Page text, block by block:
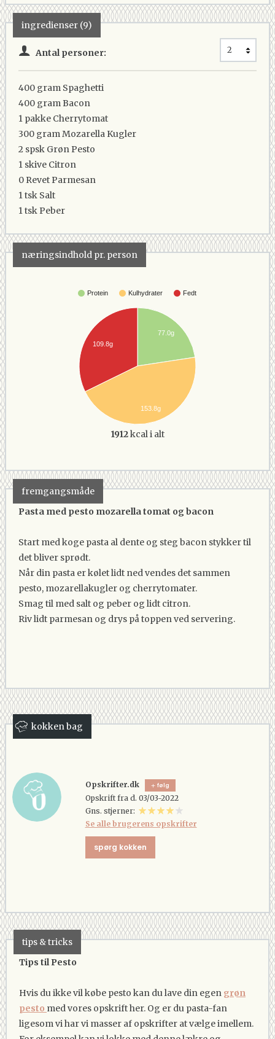
ingredienser (9)
Antal personer:
400 gram Spaghetti
400 gramBacon
1 pakke Cherrytomat
300 gramMozarella Kugler
2 spsk Grøn Pesto
1 skive Citron
0 Revet Parmesan
1 tsk Salt
1 tskPeber
næringsindhold pr. person
Protein Kulhydrater Fedt
77.0g
109.8g
153.8g
1912kcal i alt
fremgangsmåde
Pasta med pesto mozarella tomat og bacon
Start med koge pasta al dente og steg bacon stykker til
det bliver sprødt.
Når din pasta er kølet lidt ned vendes det sammen
pesto, mozarellakugler og cherrytomater.
Smag til med salt og peber og lidt citron.
Riv lidt parmesan og drys på toppen ved servering.
kokken bag
Opskrifter.dk følg
Opskrift fra d. 03/03-2022
Gns. stjerner:
Se alle brugerens opskrifter
spørg kokken
tips & tricks
Tips til Pesto
Hvis du ikke vil købe pesto kan du lave din egen grøn
pesto med vores opskrift her. Og er du pasta-fan
ligesom vi har vi masser af opskrifter at vælge imellem.